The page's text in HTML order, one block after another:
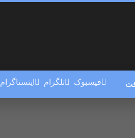
فیسبوک تلگرام اینستاگرام